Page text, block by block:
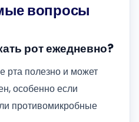
вопросы
рот ежедневно?
рта полезно и может
особенно если
противомикробные